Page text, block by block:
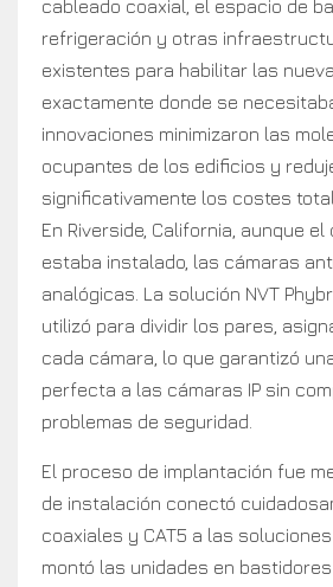
cableado coaxial, el espacio de
refrigeración y otras
existentes para habilitar las
exactamente donde se
innovaciones minimizaron las
ocupantes de los edificios y
significativamente los costes
En Riverside, California, aunque el
estaba instalado, las cámaras
analógicas. La solución NVT
utilizó para dividir los pares,
cada cámara, lo que garantizó
perfecta a las cámaras IP sin
problemas de seguridad.
El proceso de implantación fue
de instalación conectó
coaxiales y CAT5 a las
montó las unidades en